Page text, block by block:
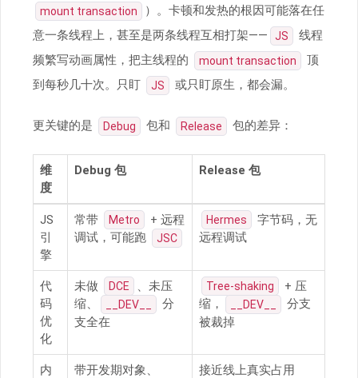
mount transaction
）。卡顿和发热的根因可能落在任
意一条线程上，甚至是两条线程互相打架——
JS
线程
频繁写动画属性，把主线程的
mount transaction
顶
到每秒几十次。只盯
JS 或只盯原生，都会漏。
更关键的是 Debug 包和 Release 包的差异：
维
度
Debug 包 Release 包
JS
引
擎
常带 Metro
+ 远程
调试，可能跑
JSC
Hermes
字节码，无
远程调试
代
码
优
化
未做 DCE
、未压
缩、
__DEV__
分
支全在
Tree-shaking
+ 压
缩，
__DEV__
分支
被裁掉
内
带开发期对象、 接近线上真实占用